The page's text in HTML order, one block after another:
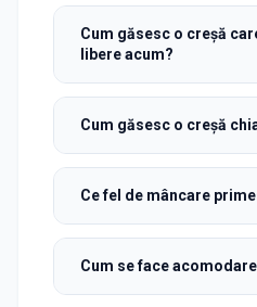
Cum găsesc o creșă
libere acum?
Cum găsesc o creșă
Ce fel de mâncare
Cum se face